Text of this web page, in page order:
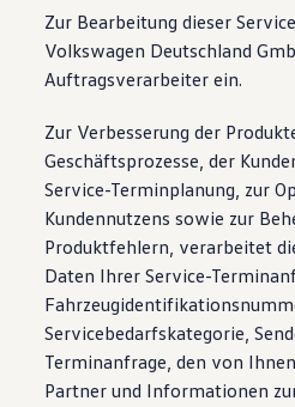
Zur Bearbeitung dieser
Volkswagen Deutschland
Auftragsverarbeiter ein.
Zur Verbesserung der
Geschäftsprozesse, der
Service-Terminplanung, zur
Kundennutzens sowie zur
Produktfehlern, verarbeitet
Daten Ihrer Service-
Servicebedarfskategorie,
Terminanfrage, den von
Partner und Informationen